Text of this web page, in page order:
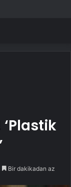
yakın mercek
Bir dakikadan az